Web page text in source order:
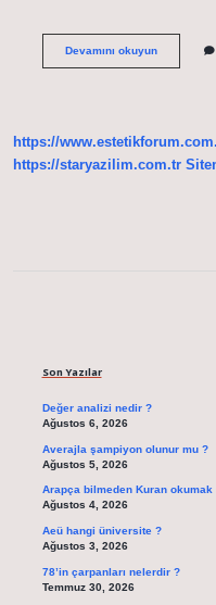
Devamını okuyunAta
https://
https://staryazilim.com.tr
Son Yazılar
Değer analizi nedir ?
Ağustos 6, 2026
Averajla şampiyon olunur mu ?
Ağustos 5, 2026
Arapça bilmeden Kuran okumak
Ağustos 4, 2026
Aeü hangi üniversite ?
Ağustos 3, 2026
78’in çarpanları nelerdir ?
Temmuz 30, 2026